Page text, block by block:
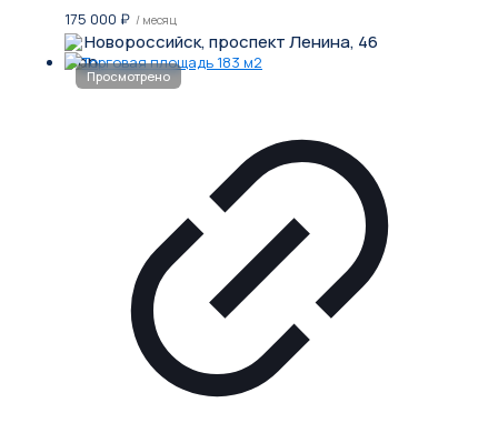
175 000 ₽ / месяц
Новороссийск, проспект Ленина, 46